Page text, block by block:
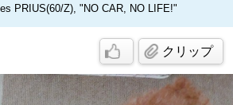
PRIUS(60/Z), "NO CAR, NO LIFE!"
クリップ